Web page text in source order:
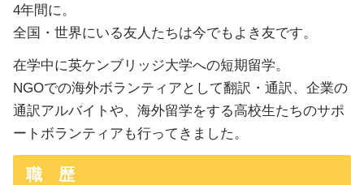
4年間に。
全国・世界にいる友人たちは今でもよき友です。
在学中に英ケンブリッジ大学への短期留学。
NGOでの海外ボランティアとして翻訳・通訳、企業の
通訳アルバイトや、海外留学をする高校生たちのサポ
ートボランティアも行ってきました。
職 歴